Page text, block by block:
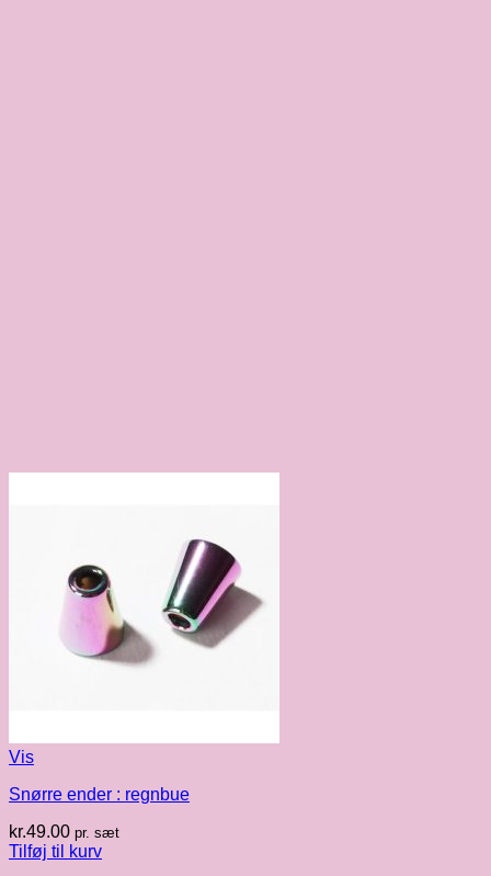
Vis
Snørre ender : regnbue
kr.49.00 pr. sæt
Tilføj til kurv